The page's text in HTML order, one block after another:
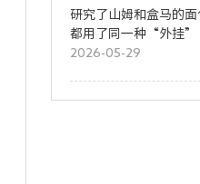
研究了山姆和盒马的
都用了同一种“外挂”
2026-05-29